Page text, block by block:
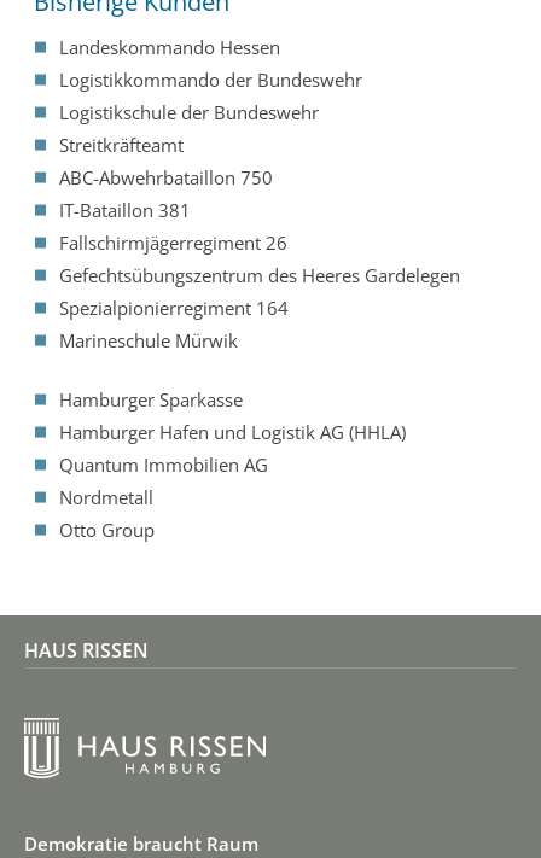
Landeskommando Hessen
Logistikkommando der Bundeswehr
Logistikschule der Bundeswehr
Streitkräfteamt
ABC-Abwehrbataillon 750
IT-Bataillon 381
Fallschirmjägerregiment 26
Gefechtsübungszentrum des Heeres Gardelegen
Spezialpionierregiment 164
Marineschule Mürwik
Hamburger Sparkasse
Hamburger Hafen und Logistik AG (HHLA)
Quantum Immobilien AG
Nordmetall
Otto Group
HAUS RISSEN
Demokratie braucht Raum